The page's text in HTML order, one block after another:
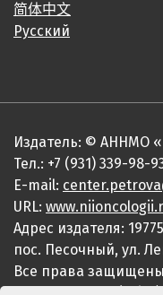
简体中文
Русский
Издатель: © АННМО
Тел.: +7 (931) 339-98-
E-mail:
URL:
Адрес издателя:
пос. Песочный, ул.
Все права